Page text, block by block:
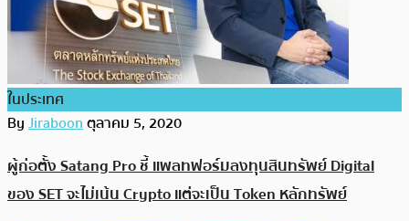
ในประเทศ
ByJiraboonตุลาคม 5, 2020
ผู้ก่อตั้ง Satang Pro ชี้ แพลทฟอร์มลงทุนสินทรัพย์ Digital
ของ SET จะไม่เน้น Crypto แต่จะเป็น Token หลักทรัพย์